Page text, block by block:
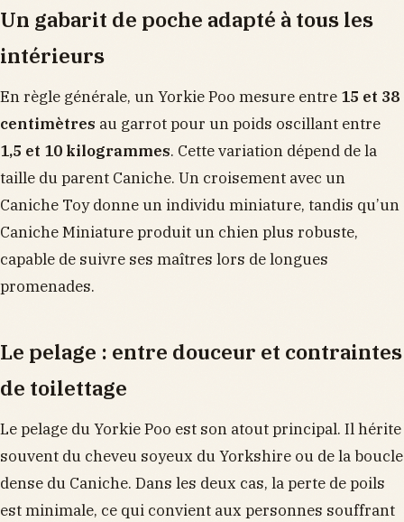
Un gabarit de poche adapté à tous les
intérieurs
En règle générale, un Yorkie Poo mesure entre 15 et 38
centimètres au garrot pour un poids oscillant entre
1,5 et 10 kilogrammes. Cette variation dépend de la
taille du parent Caniche. Un croisement avec un
Caniche Toy donne un individu miniature, tandis qu’un
Caniche Miniature produit un chien plus robuste,
capable de suivre ses maîtres lors de longues
promenades.
Le pelage : entre douceur et contraintes
de toilettage
Le pelage du Yorkie Poo est son atout principal. Il hérite
souvent du cheveu soyeux du Yorkshire ou de la boucle
dense du Caniche. Dans les deux cas, la perte de poils
est minimale, ce qui convient aux personnes souffrant